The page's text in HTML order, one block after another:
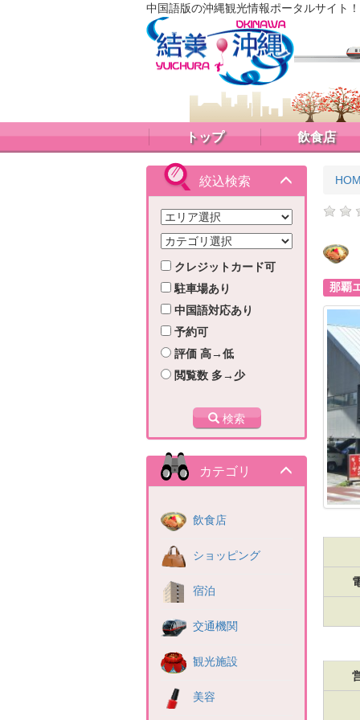
中国語版の沖縄観光情報ポータルサイト
トップ 飲食店
絞込検索
クレジットカード可
駐車場あり
中国語対応あり
予約可
評価 高→低
閲覧数 多→少
検索
カテゴリ
飲食店
ショッピング
宿泊
交通機関
観光施設
美容
那覇